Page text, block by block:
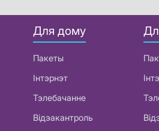
Для дому
Пакеты
Інтэрнэт
Тэлебачанне
Відэакантроль